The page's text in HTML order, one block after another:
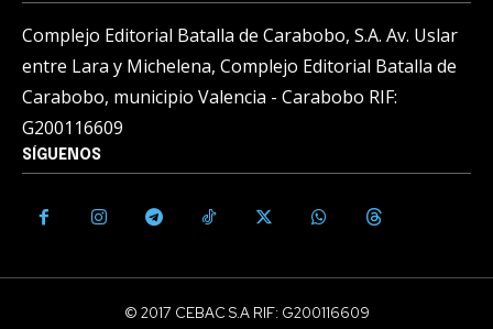
Complejo Editorial Batalla de Carabobo, S.A. Av. Uslar
entre Lara y Michelena, Complejo Editorial Batalla de
Carabobo, municipio Valencia - Carabobo RIF:
G200116609
SÍGUENOS
© 2017 CEBAC S.A RIF: G200116609